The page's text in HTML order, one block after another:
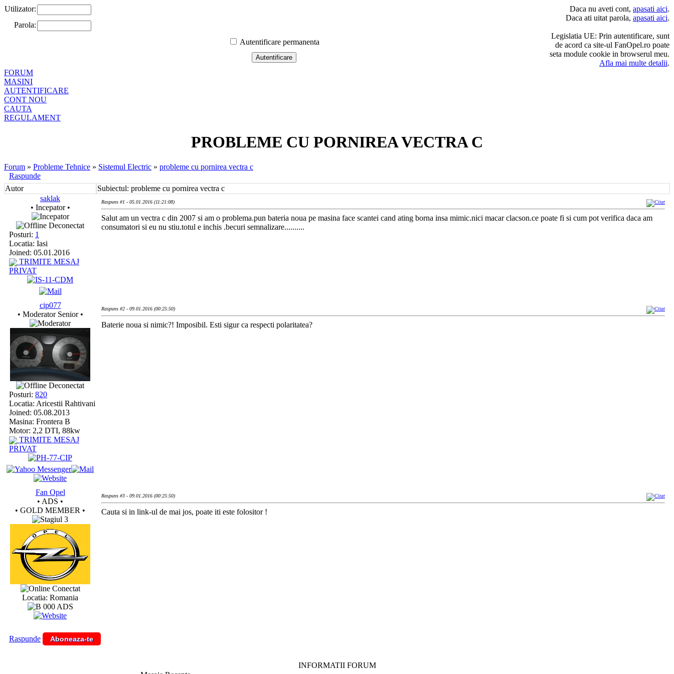
Utilizator: Daca nu aveti cont, apasati aici.
Daca ati uitat parola, apasati aici.
Legislatia UE: Prin autentificare, sunt
de acord ca site-ul FanOpel.ro poate
seta module cookie in browserul meu.
Afla mai multe detalii.
Parola:
Autentificare permanenta
FORUM
MASINI
AUTENTIFICARE
CONT NOU
CAUTA
REGULAMENT
PROBLEME CU PORNIREA VECTRA C
Forum » Probleme Tehnice » Sistemul Electric » probleme cu pornirea vectra c
Raspunde
Autor
Subiectul: probleme cu pornirea vectra c
saklak
• Incepator •
Deconectat
Posturi: 1
Locatia: Iasi
Joined: 05.01.2016
TRIMITE MESAJ
PRIVAT
Raspuns #1 - 05.01.2016 (11:21:08)
Salut am un vectra c din 2007 si am o problema.pun bateria noua pe masina face scantei cand ating borna insa mimic.nici macar clacson.ce poate fi si cum pot verifica daca am
consumatori si eu nu stiu.totul e inchis .becuri semnalizare..........
cip077
• Moderator Senior •
Deconectat
Posturi: 820
Locatia: Aricestii Rahtivani
Joined: 05.08.2013
Masina: Frontera B
Motor: 2,2 DTI, 88kw
TRIMITE MESAJ
PRIVAT
Raspuns #2 - 09.01.2016 (00:25:50)
Baterie noua si nimic?! Imposibil. Esti sigur ca respecti polaritatea?
Fan Opel
• ADS •
• GOLD MEMBER •
Conectat
Locatia: Romania
Raspuns #3 - 09.01.2016 (00:25:50)
Cauta si in link-ul de mai jos, poate iti este folositor !
Raspunde Aboneaza-te
INFORMATII FORUM